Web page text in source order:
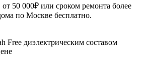
50 000₽ или сроком ремонта более
по Москве бесплатно.
Free диэлектрическим составом